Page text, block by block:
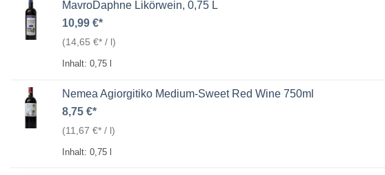
MavroDaphne Likörwein, 0,75 L
10,99 €
(14,65 € / l)
Inhalt: 0,75
Nemea Agiorgitiko Medium-Sweet Red Wine 750ml
8,75 €
(11,67 € / l)
Inhalt: 0,75 l